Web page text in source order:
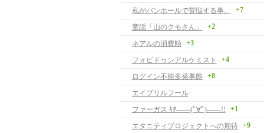
私がバンホールで苦悩する事。
+7
童謡「山のクモさん」 +2
ネアルの消費順 +3
フォビドゥンアルケミスト +4
ログイン不能多発事態 +8
エイプリルフール
ファーガス ｷﾀ――(ﾟ∀ﾟ)――!!
+1
エタニティプロジェクトへの期待 +9